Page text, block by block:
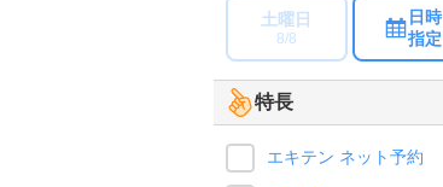
土曜日
8/8
日時
指定
特長
エキテン ネット予約